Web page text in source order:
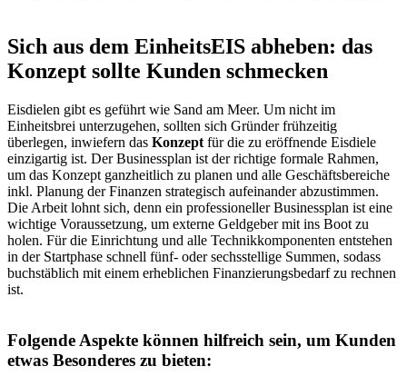
Sich aus dem EinheitsEIS abheben: das
Konzept sollte Kunden schmecken
Eisdielen gibt es geführt wie Sand am Meer. Um nicht im
Einheitsbrei unterzugehen, sollten sich Gründer frühzeitig
überlegen, inwiefern das Konzept für die zu eröffnende Eisdiele
einzigartig ist. Der Businessplan ist der richtige formale Rahmen,
um das Konzept ganzheitlich zu planen und alle Geschäftsbereiche
inkl. Planung der Finanzen strategisch aufeinander abzustimmen.
Die Arbeit lohnt sich, denn ein professioneller Businessplan ist eine
wichtige Voraussetzung, um externe Geldgeber mit ins Boot zu
holen. Für die Einrichtung und alle Technikkomponenten entstehen
in der Startphase schnell fünf- oder sechsstellige Summen, sodass
buchstäblich mit einem erheblichen Finanzierungsbedarf zu rechnen
ist.
Folgende Aspekte können hilfreich sein, um Kunden
etwas Besonderes zu bieten: